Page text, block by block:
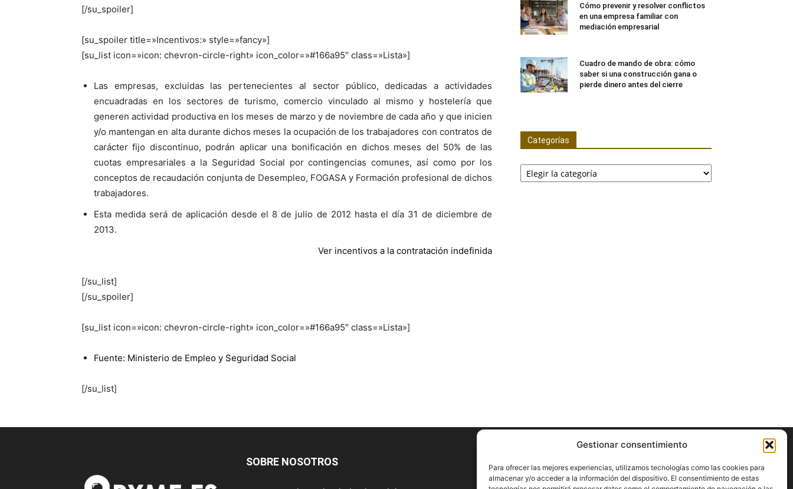
Gestionar consentimiento
Para ofrecer las mejores experiencias, utilizamos tecnologías como las cookies para
almacenar y/o acceder a la información del dispositivo. El consentimiento de estas
[/su_spoiler]
[su_spoiler title=»Incentivos:» style=»fancy»]
[su_list icon=»icon: chevron-circle-right» icon_color=»#166a95″ class=»Lista»]
Las empresas, excluidas las pertenecientes al sector público, dedicadas a actividades
encuadradas en los sectores de turismo, comercio vinculado al mismo y hostelería que
generen actividad productiva en los meses de marzo y de noviembre de cada año y que inicien
y/o mantengan en alta durante dichos meses la ocupación de los trabajadores con contratos de
carácter fijo discontinuo, podrán aplicar una bonificación en dichos meses del 50% de las
cuotas empresariales a la Seguridad Social por contingencias comunes, así como por los
conceptos de recaudación conjunta de Desempleo, FOGASA y Formación profesional de dichos
trabajadores.
Esta medida será de aplicación desde el 8 de julio de 2012 hasta el día 31 de diciembre de
2013.
Ver incentivos a la contratación indefinida
[/su_list]
[/su_spoiler]
[su_list icon=»icon: chevron-circle-right» icon_color=»#166a95″ class=»Lista»]
Fuente: Ministerio de Empleo y Seguridad Social
[/su_list]
Cómo prevenir y resolver conflictos
en una empresa familiar con
mediación empresarial
Cuadro de mando de obra: cómo
saber si una construcción gana o
pierde dinero antes del cierre
Categorías
Categorías
SOBRE NOSOTROS